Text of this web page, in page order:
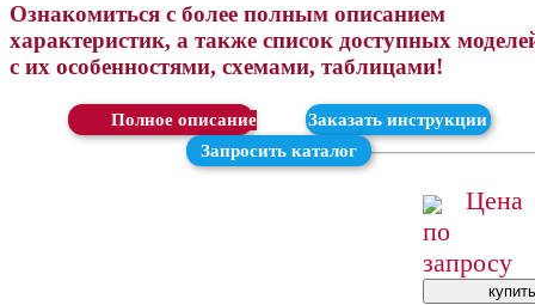
Ознакомиться с более полным описанием
характеристик, а также список доступных
с их особенностями, схемами, таблицами!
Скачать
Заказать инструкции
Запросить каталог
Цена
по
запросу